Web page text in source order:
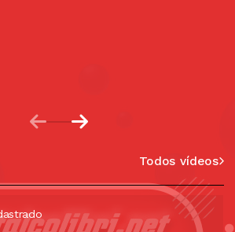
Todos vídeos